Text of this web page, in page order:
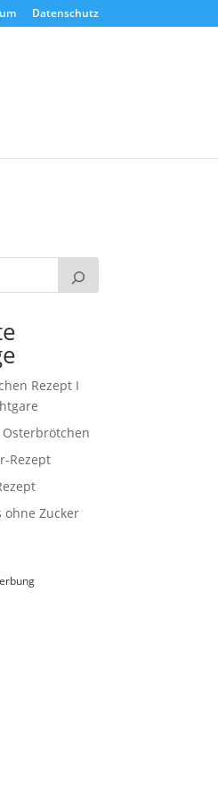
Datenschutz
Rezept I
Osterbrötchen
Rezept
Zucker